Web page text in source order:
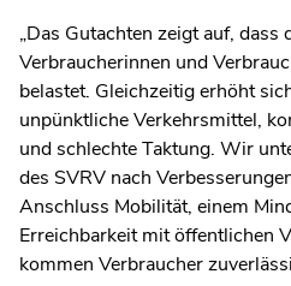
„Das Gutachten zeigt auf,
Verbraucherinnen und
belastet. Gleichzeitig erhöht
unpünktliche Verkehrsmittel,
und schlechte Taktung. Wir
des SVRV nach
Anschluss Mobilität, einem
Erreichbarkeit mit öffentlichen
kommen Verbraucher